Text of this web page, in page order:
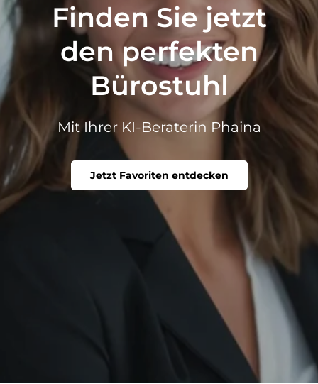
Finden Sie jetzt
den perfekten
Bürostuhl
Mit Ihrer KI-Beraterin Phaina
Jetzt Favoriten entdecken